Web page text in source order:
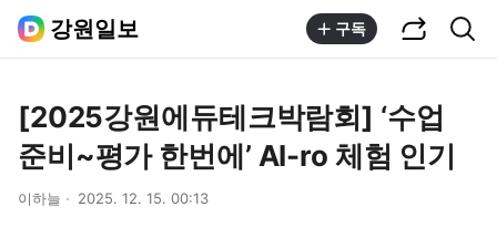
강원일보 구독
[2025강원에듀테크박람회] ‘수업
준비~평가 한번에’ AI-ro 체험 인기
이하늘 2025. 12. 15. 00:13